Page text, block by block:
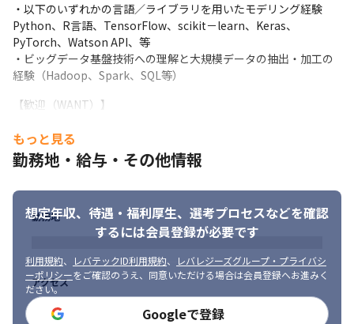
・以下のいずれかの言語／ライブラリを用いたモデリング経験
Python、R言語、TensorFlow、scikit－learn、Keras、
PyTorch、Watson API、等
・ビッグデータ基盤技術への理解と大規模データの抽出・加工の
経験（Hadoop、Spark、SQL等）
【歓迎（WANT）】
法の研究経験
●新規の数理アルゴリズムへの高い感度とリサーチ力・理解力
●チームとしてコラボレーションしての統計解析・モデリングの
経験
●中型以上のSIプロジェクトの経験、またはBIのシステム導入経
・ビジネスレベルの日本語
・10人以上のウォーターフォール開発プロジェクト、または数名
規模のアジャイル開発プロジェクトでの開発管理経験
もっと見る
勤務地・給与・その他情報
想定年収、待遇・福利厚生、 選考プロセスなどを確認
するには会員登録が必要です
利用規約、 レバテックID利用規約、
レバレジーズグループ・プライバシ
ーポリシーをご確認のうえ、同意いただける場合は会員登録へお進みく
ださい。
Googleで登録
勤務地
アクセス